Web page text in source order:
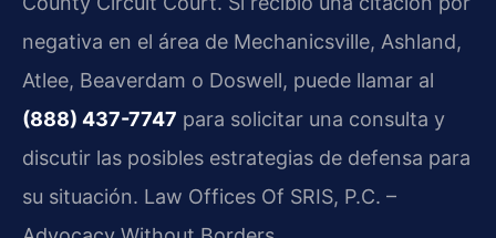
negativa en el área de Mechanicsville, Ashland,
Atlee, Beaverdam o Doswell, puede llamar al
(888) 437-7747 para solicitar una consulta y
discutir las posibles estrategias de defensa para
su situación. Law Offices Of SRIS, P.C. –